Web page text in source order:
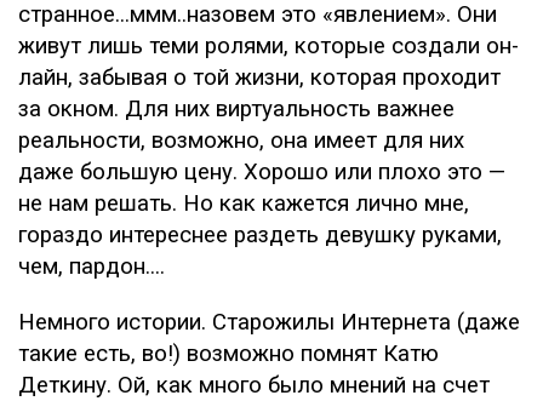
странное...ммм..назовем это «явлением». Они
живут лишь теми ролями, которые создали он-
лайн, забывая о той жизни, которая проходит
за окном. Для них виртуальность важнее
реальности, возможно, она имеет для них
даже большую цену. Хорошо или плохо это —
не нам решать. Но как кажется лично мне,
гораздо интереснее раздеть девушку руками,
чем, пардон....
Немного истории. Старожилы Интернета (даже
такие есть, во!) возможно помнят Катю
Деткину. Ой, как много было мнений на счет